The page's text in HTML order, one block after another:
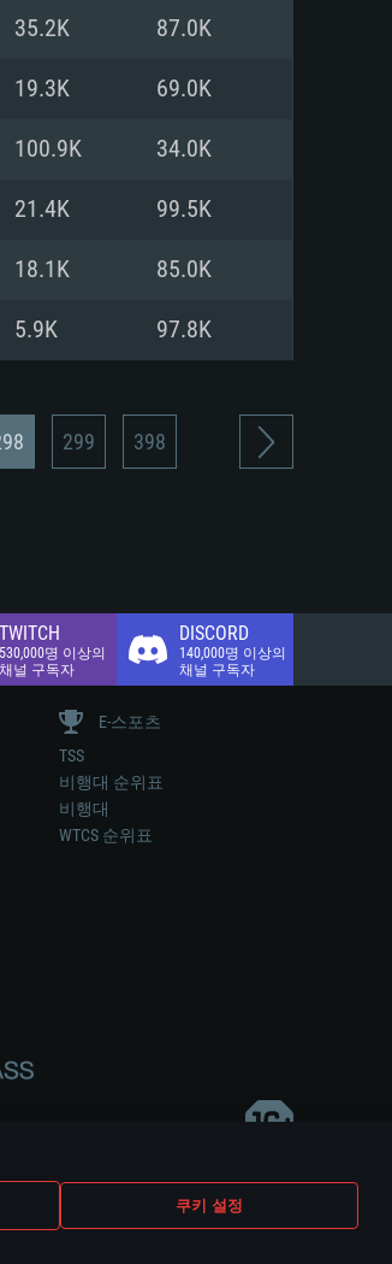
쿠키 설정
지원하는 Nvidia
클라이언트)
, 최신 그래픽 드라
래픽 드라이버를
만; 최소사양 지원
35.2K 87.0K
19.3K 69.0K
100.9K 34.0K
21.4K 99.5K
18.1K 85.0K
5.9K 97.8K
299 398
TWITCH
530,000명 이상의
채널 구독자
DISCORD
140,000명 이상의
채널 구독자
E-스포츠
TSS
비행대 순위표
비행대
WTCS 순위표